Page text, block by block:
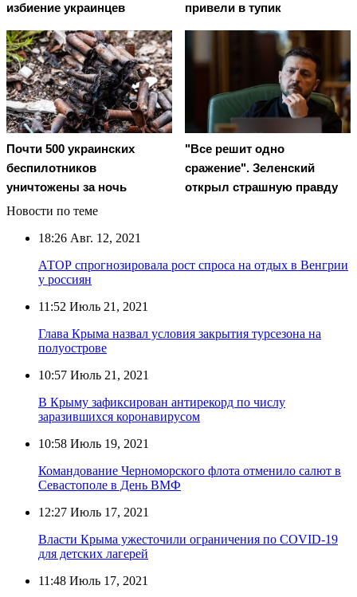
избиение украинцев
привели в тупик
Почти 500 украинских
беспилотников
уничтожены за ночь
"Все решит одно
сражение". Зеленский
открыл страшную правду
Новости по теме
18:26 Авг. 12, 2021
АТОР спрогнозировала рост спроса на отдых в Венгрии
у россиян
11:52 Июль 21, 2021
Глава Крыма назвал условия закрытия турсезона на
полуострове
10:57 Июль 21, 2021
В Крыму зафиксирован антирекорд по числу
заразившихся коронавирусом
10:58 Июль 19, 2021
Командование Черноморского флота отменило салют в
Севастополе в День ВМФ
12:27 Июль 17, 2021
Власти Крыма ужесточили ограничения по COVID-19
для детских лагерей
11:48 Июль 17, 2021